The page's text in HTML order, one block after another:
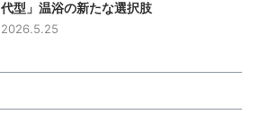
代型」温浴の新たな選択肢
2026.5.25